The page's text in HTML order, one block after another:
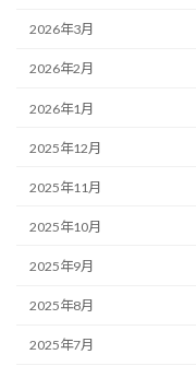
2026年3月
2026年2月
2026年1月
2025年12月
2025年11月
2025年10月
2025年9月
2025年8月
2025年7月